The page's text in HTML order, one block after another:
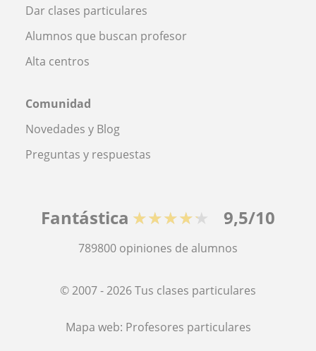
Dar clases particulares
Alumnos que buscan profesor
Alta centros
Comunidad
Novedades y Blog
Preguntas y respuestas
Fantástica ★★★★★ 9,5/10
789800 opiniones de alumnos
© 2007 - 2026 Tus clases particulares
Mapa web: Profesores particulares